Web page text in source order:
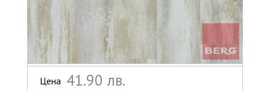
Цена 41.90 лв.